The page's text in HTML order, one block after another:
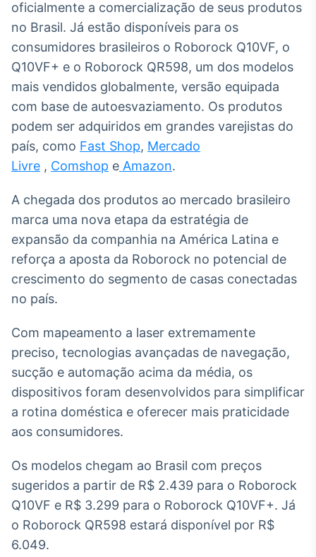
e Conteúdos
Broadcast
OTC
Plataforma para
negociação de
ativos
Broadcast
conteúdos e
dados
Ticker
Cotações e
Broadcast
Widgets
Componentes
para conteúdos e
funcionalidades
Broadcast
Wallboard
Conteúdos e
dados para
displays e telas
oficialmente a comercialização de seus produtos
no Brasil. Já estão disponíveis para os
consumidores brasileiros o Roborock Q10VF, o
Q10VF+ e o Roborock QR598, um dos modelos
mais vendidos globalmente, versão equipada
com base de autoesvaziamento. Os produtos
podem ser adquiridos em grandes varejistas do
país, como Fast Shop, Mercado
Livre , Comshop e Amazon.
A chegada dos produtos ao mercado brasileiro
marca uma nova etapa da estratégia de
expansão da companhia na América Latina e
reforça a aposta da Roborock no potencial de
crescimento do segmento de casas conectadas
no país.
Com mapeamento a laser extremamente
preciso, tecnologias avançadas de navegação,
sucção e automação acima da média, os
dispositivos foram desenvolvidos para simplificar
a rotina doméstica e oferecer mais praticidade
aos consumidores.
Os modelos chegam ao Brasil com preços
sugeridos a partir de R$ 2.439 para o Roborock
Q10VF e R$ 3.299 para o Roborock Q10VF+. Já
o Roborock QR598 estará disponível por R$
6.049.